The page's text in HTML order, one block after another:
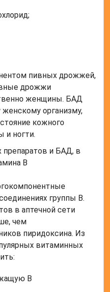
пивных дрожжей,
дрожжи
женщины. БАД
организму,
кожного
и ногти.
и БАД, в
B
группы B.
в аптечной сети
чем
пиридоксина. Из
витаминных
B